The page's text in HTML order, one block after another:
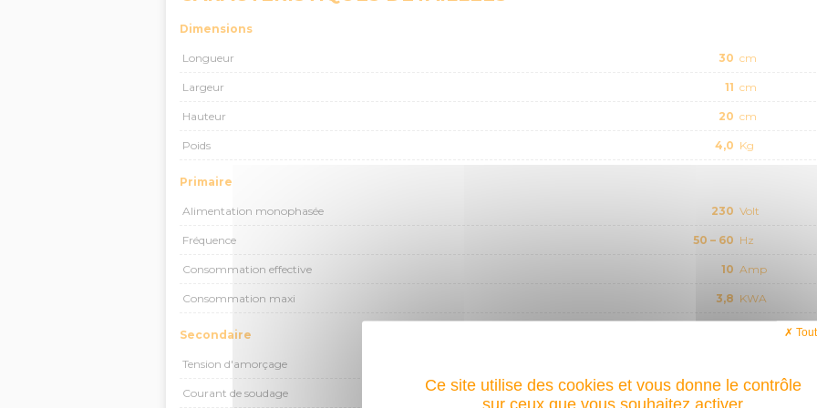
Dimensions
Longueur 30 cm
Largeur 11 cm
Hauteur 20 cm
Poids 4,0 Kg
Primaire
Alimentation monophasée 230 Volt
Fréquence 50 – 60 Hz
Consommation effective 10 Amp
Consommation maxi 3,8 KWA
Secondaire
Tension d'amorçage
Courant de soudage 05 - 160 Amp
Ce site utilise des cookies et vous donne le contrôle
sur ceux que vous souhaitez activer